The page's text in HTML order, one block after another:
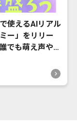
使えるAIリアル
ー」をリリー
でも萌え声やイ